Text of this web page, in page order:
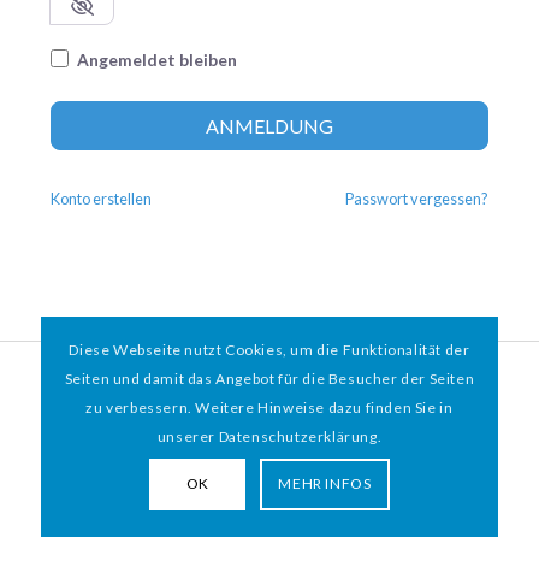
Angemeldet bleiben
ANMELDUNG
Konto erstellen Passwort vergessen?
© 2026 HAMBURGER*MIT HERZ e.V. | WEBDESIGN BY WEBIGAMI
Diese Webseite nutzt Cookies, um die Funktionalität der
Seiten und damit das Angebot für die Besucher der Seiten
zu verbessern. Weitere Hinweise dazu finden Sie in
unserer Datenschutzerklärung.
OK MEHR INFOS